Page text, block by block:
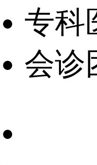
专科
会诊